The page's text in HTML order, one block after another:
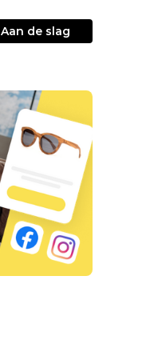
Aan de slag